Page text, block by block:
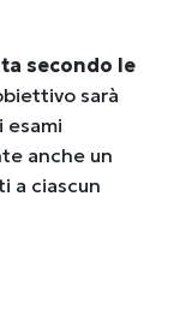
secondo le
sarà
esami
anche un
a ciascun